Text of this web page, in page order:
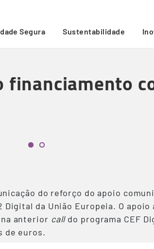
Segura Sustentabilidade
financiamento
do reforço do apoio
da União Europeia. O
na anterior call do programa CEF
de euros.